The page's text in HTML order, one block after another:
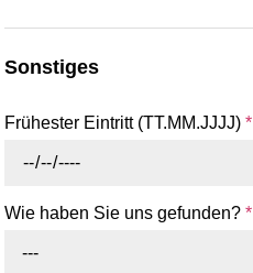
Sonstiges
Frühester Eintritt (TT.MM.JJJJ)*
Wie haben Sie uns gefunden?*
---